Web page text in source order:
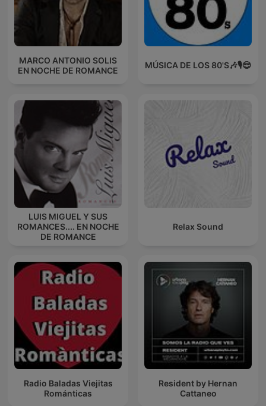
MARCO ANTONIO SOLIS
EN NOCHE DE ROMANCE
MÚSICA DE LOS 80'S🎶🎙️😎
LUIS MIGUEL Y SUS
ROMANCES.... EN NOCHE
DE ROMANCE
Relax Sound
Radio Baladas Viejitas
Románticas
Resident by Hernan
Cattaneo